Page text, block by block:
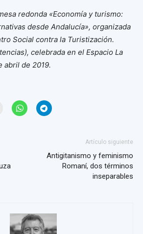
redonda «Economía y turismo:
desde Andalucía», organizada
Social contra la Turistización.
celebrada en el Espacio La
abril de 2019.
Artículo siguiente
Antigitanismo y feminismo
Romaní, dos términos
inseparables